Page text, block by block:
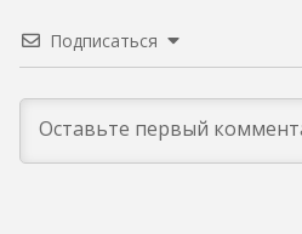
Подписаться